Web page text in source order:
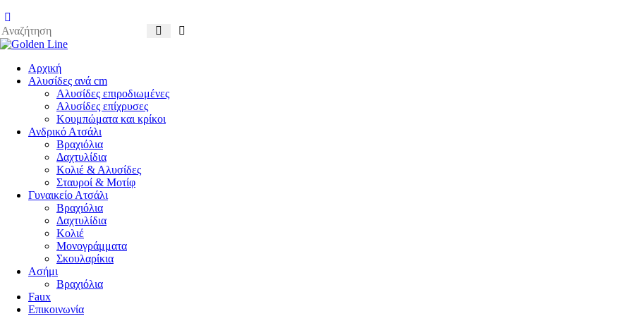
Αρχική
Αλυσίδες ανά cm
Αλυσίδες επιροδιωμένες
Αλυσίδες επίχρυσες
Κουμπώματα και κρίκοι
Ανδρικό Ατσάλι
Βραχιόλια
Δαχτυλίδια
Κολιέ & Αλυσίδες
Σταυροί & Μοτίφ
Γυναικείο Ατσάλι
Βραχιόλια
Δαχτυλίδια
Κολιέ
Μονογράμματα
Σκουλαρίκια
Ασήμι
Βραχιόλια
Faux
Επικοινωνία